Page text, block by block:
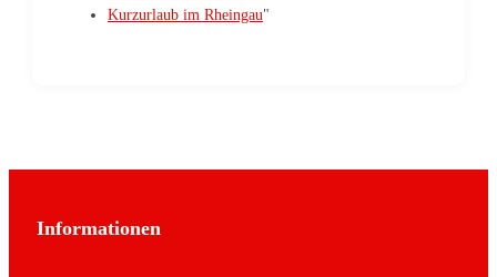
Kurzurlaub im Rheingau"
Informationen